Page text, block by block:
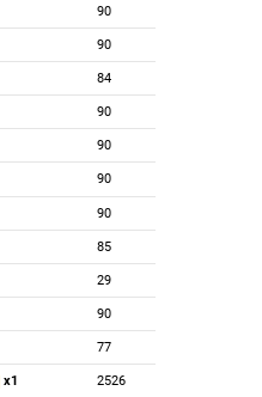
90
90
84
90
90
90
90
85
29
90
77
x1 2526